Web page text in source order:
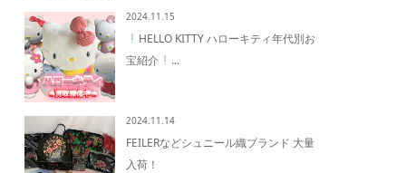
2024.11.15
HELLO KITTY ハローキティ年代別お
宝紹介
...
2024.11.14
FEILERなどシュニール織ブランド 大量
入荷！